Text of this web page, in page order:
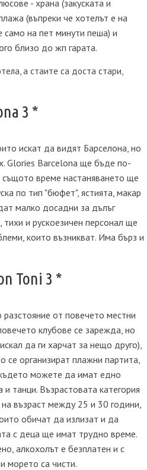
- храна (закуската и
(въпреки че хотелът е на
само на пет минути пеша) и
близо до жп гарата.
а стаите са доста стари,
3 *
искат да видят Барселона, но
Glories Barcelona ще бъде по-
време настаняването ще
по тип "бюфет", ястията, макар
малко досадни за дълъг
тихи и рускоезичен персонал ще
които възникват. Има бърз и
Toni 3 *
от повечето местни
клубове се зарежда, но
да ги харчат за нещо друго),
се организират плажни партита,
можете да имат едно
танци. Възрастовата категория
възраст между 25 и 30 години,
обичат да излизат и да
с деца ще имат трудно време.
алкохолът е безплатен и с
морето са чисти.